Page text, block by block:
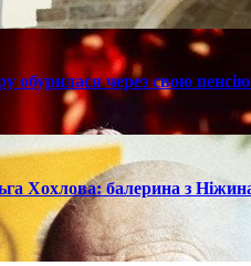
через свою
Хохлова: балерина з